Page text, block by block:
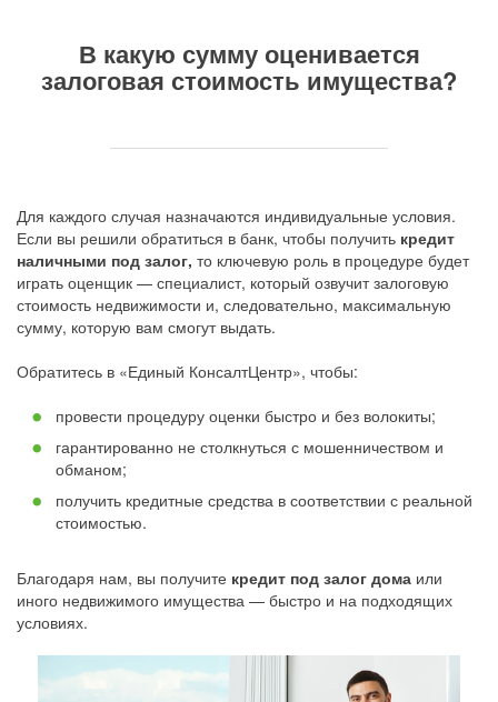
В какую сумму оценивается
залоговая стоимость имущества?
Для каждого случая назначаются индивидуальные условия.
Если вы решили обратиться в банк, чтобы получить кредит
наличными под залог, то ключевую роль в процедуре будет
играть оценщик — специалист, который озвучит залоговую
стоимость недвижимости и, следовательно, максимальную
сумму, которую вам смогут выдать.
Обратитесь в «Единый КонсалтЦентр», чтобы:
провести процедуру оценки быстро и без волокиты;
гарантированно не столкнуться с мошенничеством и
обманом;
получить кредитные средства в соответствии с реальной
стоимостью.
Благодаря нам, вы получите кредит под залог дома или
иного недвижимого имущества — быстро и на подходящих
условиях.